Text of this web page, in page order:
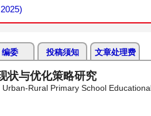
编委 投稿须知 文章处理费
状与优化策略研究
Rural Primary School